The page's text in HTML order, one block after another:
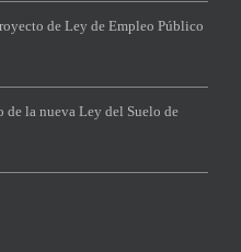
de Ley de Empleo Público
la nueva Ley del Suelo de